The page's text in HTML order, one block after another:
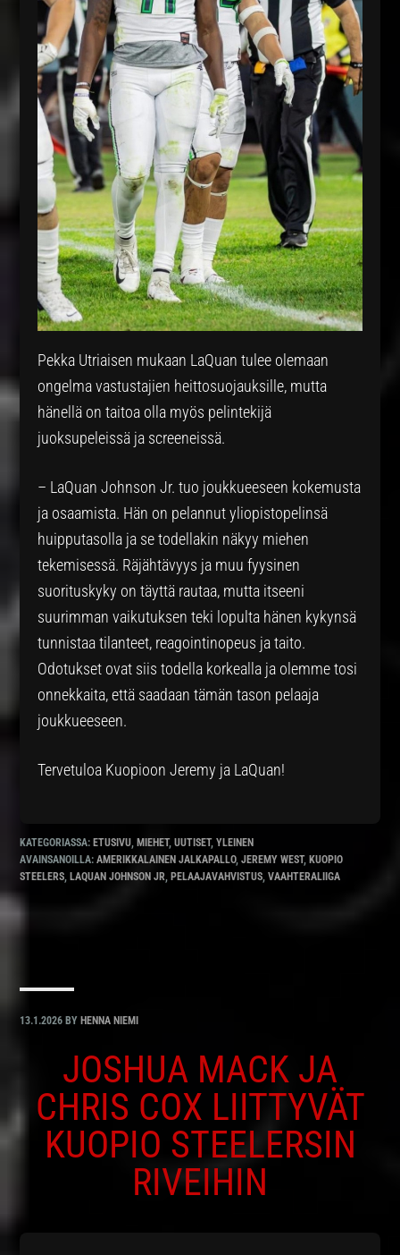
Pekka Utriaisen mukaan LaQuan tulee olemaan
ongelma vastustajien heittosuojauksille, mutta
hänellä on taitoa olla myös pelintekijä
juoksupeleissä ja screeneissä.
– LaQuan Johnson Jr. tuo joukkueeseen kokemusta
ja osaamista. Hän on pelannut yliopistopelinsä
huipputasolla ja se todellakin näkyy miehen
tekemisessä. Räjähtävyys ja muu fyysinen
suorituskyky on täyttä rautaa, mutta itseeni
suurimman vaikutuksen teki lopulta hänen kykynsä
tunnistaa tilanteet, reagointinopeus ja taito.
Odotukset ovat siis todella korkealla ja olemme tosi
onnekkaita, että saadaan tämän tason pelaaja
joukkueeseen.
Tervetuloa Kuopioon Jeremy ja LaQuan!
KATEGORIASSA: ETUSIVU, MIEHET,UUTISET,YLEINEN
AVAINSANOILLA:AMERIKKALAINEN JALKAPALLO,JEREMY WEST, KUOPIO
STEELERS, LAQUAN JOHNSON JR, PELAAJAVAHVISTUS,VAAHTERALIIGA
13.1.2026 BY HENNA NIEMI
JOSHUA MACK JA
CHRIS COX LIITTYVÄT
KUOPIO STEELERSIN
RIVEIHIN